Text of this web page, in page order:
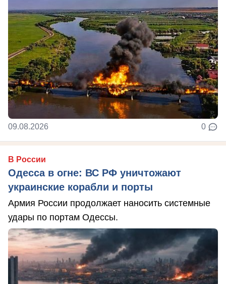
09.08.2026 0
В России
Одесса в огне: ВС РФ уничтожают
украинские корабли и порты
Армия России продолжает наносить системные
удары по портам Одессы.